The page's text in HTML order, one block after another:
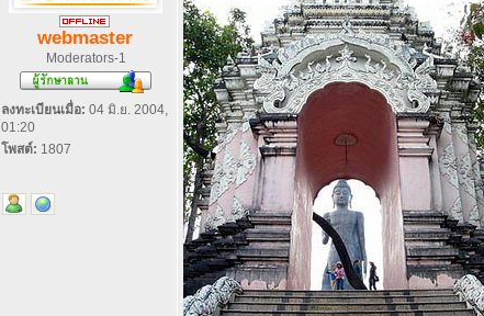
webmaster
Moderators-1
ลงทะเบียนเมื่อ: 04 มิ.ย. 2004,
01:20
โพสต์: 1807